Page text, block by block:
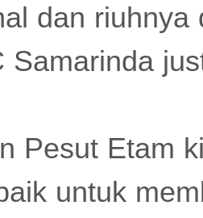
dan
Samarinda
Pesut Etam
untuk